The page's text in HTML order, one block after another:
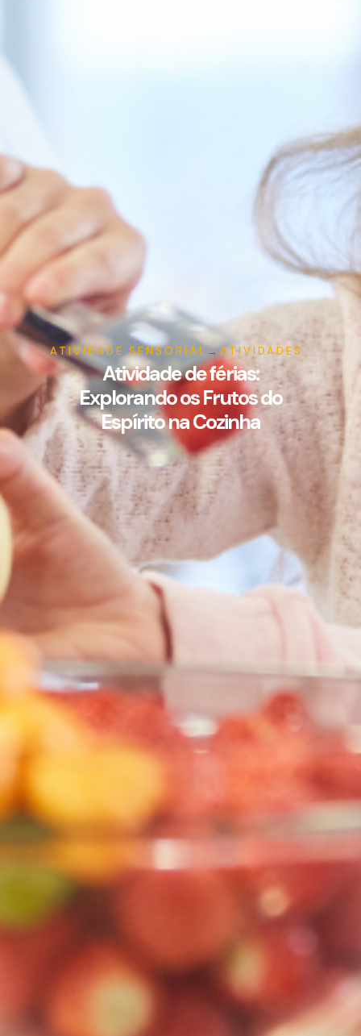
ATIVIDADE SENSORIAL →ATIVIDADES
Atividade de férias:
Explorando os Frutos do
Espírito na Cozinha